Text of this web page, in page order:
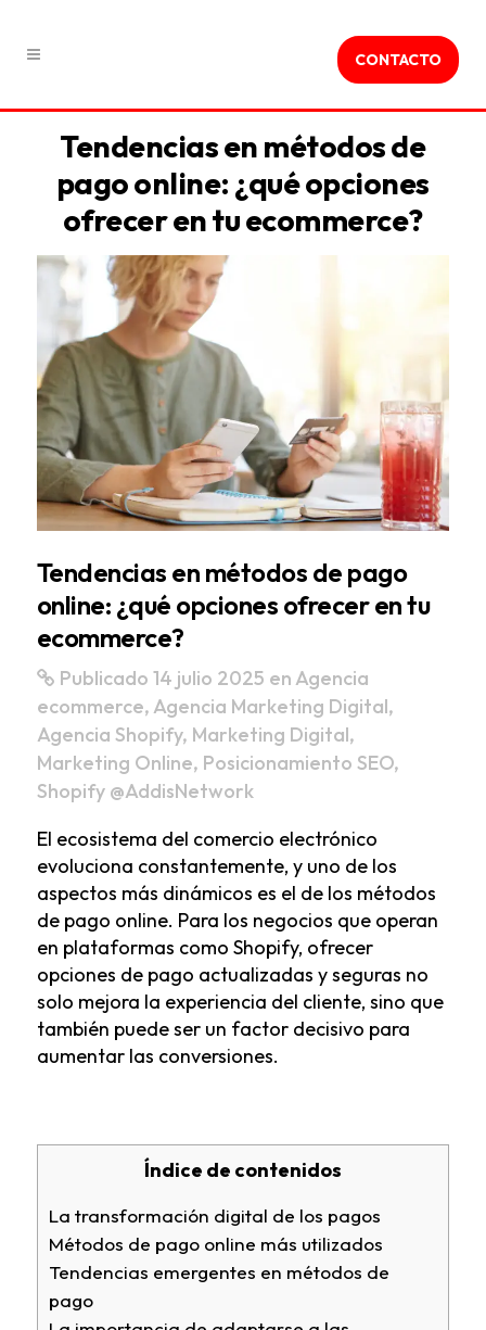
CONTACTO
Tendencias en métodos de
pago online: ¿qué opciones
ofrecer en tu ecommerce?
Tendencias en métodos de pago
online: ¿qué opciones ofrecer en tu
ecommerce?
Publicado 14 julio 2025 en Agencia
ecommerce, Agencia Marketing Digital,
Agencia Shopify, Marketing Digital,
Marketing Online, Posicionamiento SEO,
Shopify @AddisNetwork
El ecosistema del comercio electrónico
evoluciona constantemente, y uno de los
aspectos más dinámicos es el de los métodos
de pago online. Para los negocios que operan
en plataformas como Shopify, ofrecer
opciones de pago actualizadas y seguras no
solo mejora la experiencia del cliente, sino que
también puede ser un factor decisivo para
aumentar las conversiones.
Índice de contenidos
La transformación digital de los pagos
Métodos de pago online más utilizados
Tendencias emergentes en métodos de
pago